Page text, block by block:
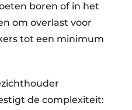
boren of in het
om overlast voor
tot een minimum
de complexiteit: